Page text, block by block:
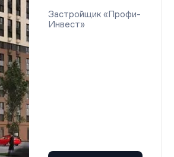
Застройщик «Профи-
Инвест»